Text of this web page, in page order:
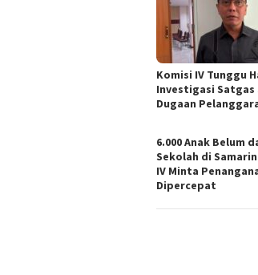
Komisi IV Tunggu
Investigasi Satgas
Dugaan
6.000 Anak Belum
Sekolah di
IV Minta
Dipercepat